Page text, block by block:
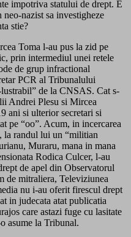
impotriva statului de drept. E
nazist sa investigheze
stie?
Toma l-au pus la zid pe
prin intermediul unei retele
de grup infractional
PCR al Tribunalului
de la CNSAS. Cat s-
Andrei Plesu si Mircea
ani si ulterior secretari si
pe “oo”. Acum, in incercarea
la randul lui un “militian
Muraru, mana in mana
Rodica Culcer, l-au
de apel din Observatorul
de mitraliera, Televiziunea
nu i-au oferit firescul drept
in judecata atat publicatia
care astazi fuge cu lasitate
asume la Tribunal.